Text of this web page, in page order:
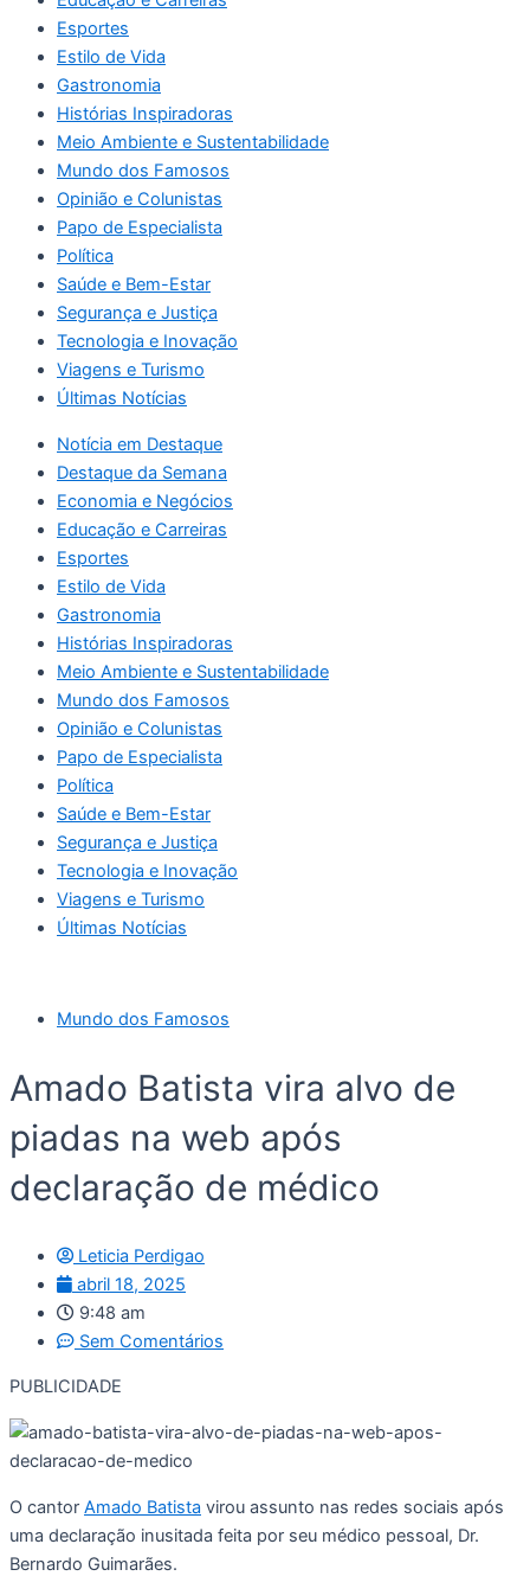
Esportes
Estilo de Vida
Gastronomia
Histórias Inspiradoras
Meio Ambiente e Sustentabilidade
Mundo dos Famosos
Opinião e Colunistas
Papo de Especialista
Política
Saúde e Bem-Estar
Segurança e Justiça
Tecnologia e Inovação
Viagens e Turismo
Últimas Notícias
Notícia em Destaque
Destaque da Semana
Economia e Negócios
Educação e Carreiras
Esportes
Estilo de Vida
Gastronomia
Histórias Inspiradoras
Meio Ambiente e Sustentabilidade
Mundo dos Famosos
Opinião e Colunistas
Papo de Especialista
Política
Saúde e Bem-Estar
Segurança e Justiça
Tecnologia e Inovação
Viagens e Turismo
Últimas Notícias
Mundo dos Famosos
Amado Batista vira alvo de
piadas na web após
declaração de médico
Leticia Perdigao
abril 18, 2025
9:48 am
Sem Comentários
PUBLICIDADE
O cantor Amado Batista virou assunto nas redes sociais após
uma declaração inusitada feita por seu médico pessoal, Dr.
Bernardo Guimarães.